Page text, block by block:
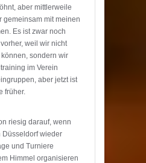
aber mittlerweile
gemeinsam mit meinen
Es ist zwar noch
weil wir nicht
sondern wir
im Verein
aber jetzt ist
früher.
riesig darauf, wenn
Düsseldorf wieder
und Turniere
Himmel organisieren